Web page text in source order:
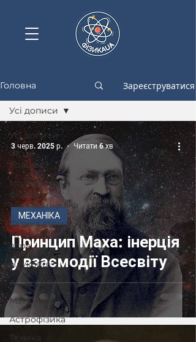
Головна Зареєструватися
Усі дописи
Як це
працює?
Молекулярна
фізика і
термодинаміка
Фізика атома
і атомного
ядра
Науковці
Астрономія
Математика
Астрофізика
Техніка
Усі дописи
Принцип Маха: інерція
у взаємодії Всесвіту
МЕХАНІКА
3 черв. 2025 р. Читати 6 хв